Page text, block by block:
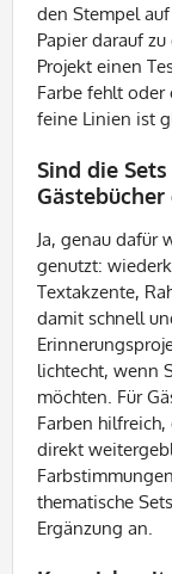
den Stempel
Papier darauf
Projekt einen
Farbe fehlt oder
feine Linien ist
Sind die
Gästebücher
Ja, genau dafür
genutzt:
Textakzente,
damit schnell
lichtecht, wenn
möchten. Für
Farben
direkt
thematische
Ergänzung an.